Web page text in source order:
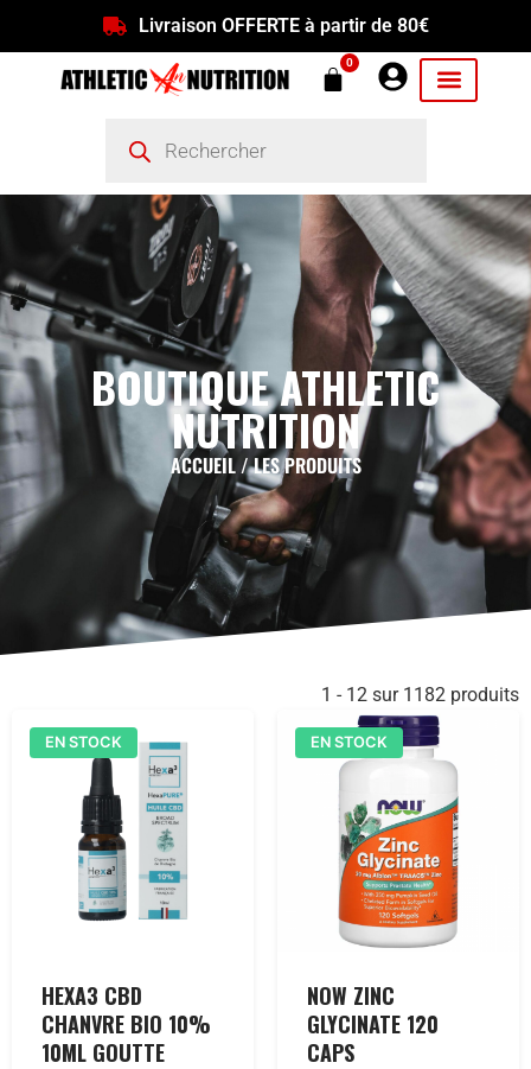
Livraison OFFERTE à partir de 80€
0
BOUTIQUE ATHLETIC
NUTRITION
ACCUEIL/ LES PRODUITS
1 - 12 sur 1182 produits
EN STOCK
HEXA3 CBD
CHANVRE BIO 10%
10ML GOUTTE
EN STOCK
NOW ZINC
GLYCINATE 120
CAPS